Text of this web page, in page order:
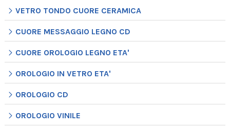
VETRO TONDO CUORE CERAMICA
CUORE MESSAGGIO LEGNO CD
CUORE OROLOGIO LEGNO ETA'
OROLOGIO IN VETRO ETA'
OROLOGIO CD
OROLOGIO VINILE